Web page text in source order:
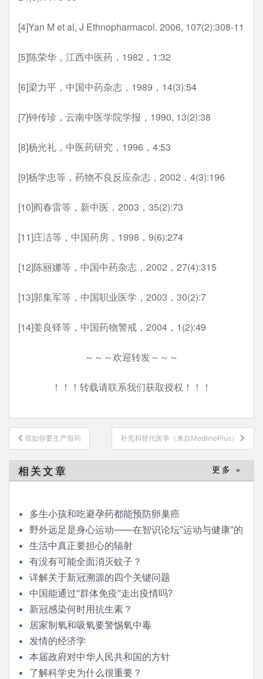
[4]Yan M et al, J Ethnopharmacol. 2006, 107(2):308-11
[5]陈荣华，江西中医药，1982，1:32
[6]梁力平，中国中药杂志，1989，14(3):54
[7]钟传珍，云南中医学院学报，1990, 13(2):38
[8]杨光礼，中医药研究，1996，4:53
[9]杨学忠等，药物不良反应杂志，2002，4(3):196
[10]阎春雷等，新中医，2003，35(2):73
[11]庄洁等，中国药房，1998，9(6):274
[12]陈丽娜等，中国中药杂志，2002，27(4):315
[13]郭集军等，中国职业医学，2003，30(2):7
[14]姜良铎等，中国药物警戒，2004，1(2):49
～～～欢迎转发～～～
！！！转载请联系我们获取授权！！！
文
章
导
航
假如你要生产假药 补充和替代医学（来自MedlinePlus）
相关文章 更多 »
多生小孩和吃避孕药都能预防卵巢癌
野外远足是身心运动——在智识论坛“运动与健康”的
发言生活中真正要担心的辐射
有没有可能全面消灭蚊子？
详解关于新冠溯源的四个关键问题
中国能通过“群体免疫”走出疫情吗?
新冠感染何时用抗生素？
居家制氧和吸氧要警惕氧中毒
发情的经济学
本届政府对中华人民共和国的方针
了解科学史为什么很重要？